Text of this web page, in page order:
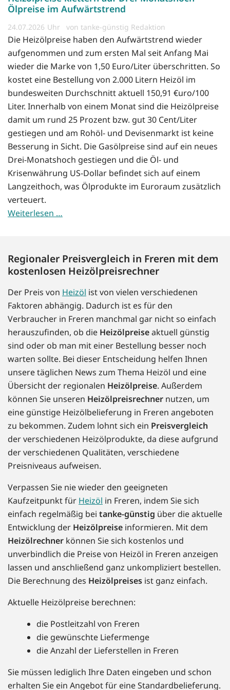
Ölpreise im Aufwärtstrend
24.07.2026 von tanke-günstig Redaktion
Die Heizölpreise haben den Aufwärtstrend wieder
aufgenommen und zum ersten Mal seit Anfang Mai
wieder die Marke von 1,50 Euro/Liter überschritten. So
kostet eine Bestellung von 2.000 Litern Heizöl im
bundesweiten Durchschnitt aktuell 150,91 €uro/100
Liter. Innerhalb von einem Monat sind die Heizölpreise
damit um rund 25 Prozent bzw. gut 30 Cent/Liter
gestiegen und am Rohöl- und Devisenmarkt ist keine
Besserung in Sicht. Die Gasölpreise sind auf ein neues
Drei-Monatshoch gestiegen und die Öl- und
Krisenwährung US-Dollar befindet sich auf einem
Langzeithoch, was Ölprodukte im Euroraum zusätzlich
verteuert.
Weiterlesen …
Regionaler Preisvergleich in Freren mit dem
kostenlosen Heizölpreisrechner
Der Preis von Heizöl ist von vielen verschiedenen
Faktoren abhängig. Dadurch ist es für den
Verbraucher in Freren manchmal gar nicht so einfach
herauszufinden, ob die Heizölpreiseaktuell günstig
sind oder ob man mit einer Bestellung besser noch
warten sollte. Bei dieser Entscheidung helfen Ihnen
unsere täglichen News zum Thema Heizöl und eine
Übersicht der regionalen Heizölpreise. Außerdem
können Sie unseren Heizölpreisrechner nutzen, um
eine günstige Heizölbelieferung in Freren angeboten
zu bekommen. Zudem lohnt sich ein Preisvergleich
der verschiedenen Heizölprodukte, da diese aufgrund
der verschiedenen Qualitäten, verschiedene
Preisniveaus aufweisen.
Verpassen Sie nie wieder den geeigneten
Kaufzeitpunkt für Heizöl in Freren, indem Sie sich
einfach regelmäßig bei tanke-günstig über die aktuelle
Entwicklung der Heizölpreise informieren. Mit dem
Heizölrechner können Sie sich kostenlos und
unverbindlich die Preise von Heizöl in Freren anzeigen
lassen und anschließend ganz unkompliziert bestellen.
Die Berechnung des Heizölpreises ist ganz einfach.
Aktuelle Heizölpreise berechnen:
die Postleitzahl von Freren
die gewünschte Liefermenge
die Anzahl der Lieferstellen in Freren
Sie müssen lediglich Ihre Daten eingeben und schon
erhalten Sie ein Angebot für eine Standardbelieferung.